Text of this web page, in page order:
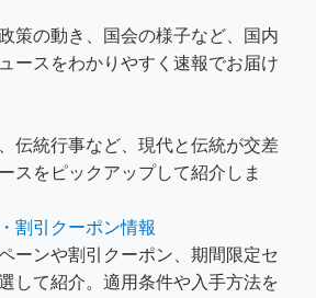
策の動き、国会の様子など、国内
ースをわかりやすく速報でお届け
伝統行事など、現代と伝統が交差
スをピックアップして紹介しま
割引クーポン情報
ーンや割引クーポン、期間限定セ
して紹介。適用条件や入手方法を